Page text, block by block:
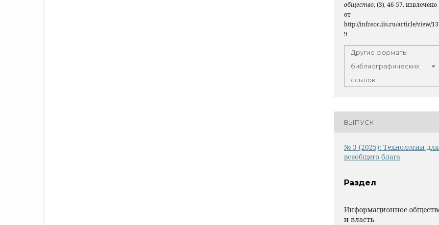
общество, (3), 46-57. извлечено
от
http://infosoc.iis.ru/article/view/
9
Другие форматы
библиографических
ссылок
ВЫПУСК
№ 3 (2025): Технологии для
всеобщего блага
Раздел
Информационное
и власть